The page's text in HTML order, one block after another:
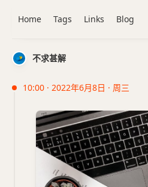
不求甚解
10:00 · 2022年6月8日 · 周三
Home Tags Links Blog